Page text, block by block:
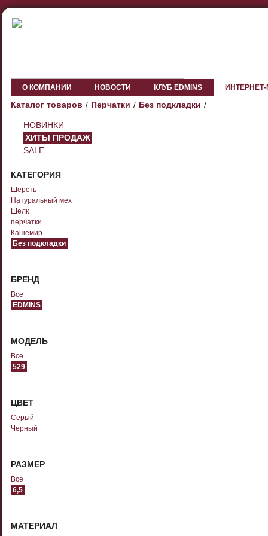
О КОМПАНИИ НОВОСТИ КЛУБ EDMINS
Каталог товаров Перчатки Без подкладки
НОВИНКИ
ХИТЫ ПРОДАЖ
SALE
КАТЕГОРИЯ
Шерсть
Натуральный мех
Шелк
перчатки
Кашемир
Без подкладки
БРЕНД
Все
EDMINS
МОДЕЛЬ
Все
529
ЦВЕТ
Серый
Черный
РАЗМЕР
Все
6,5
МАТЕРИАЛ